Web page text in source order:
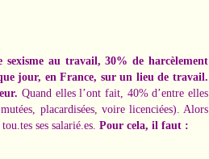
sexisme au travail, 30% de harcèlement
jour, en France, sur un lieu de travail.
Quand elles l’ont fait, 40% d’entre elles
placardisées, voire licenciées). Alors
ses salarié.es. Pour cela, il faut :